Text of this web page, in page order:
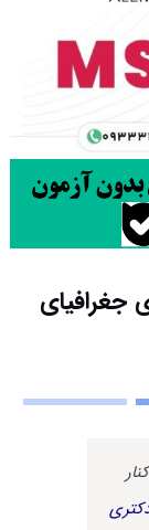
جغرافیای